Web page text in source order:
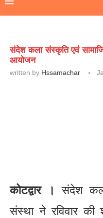
संदेश कला संस्कृति एवं
आयोजन
written by Hssamachar
कोटद्वार ।
संदेश
संस्था ने रविवार